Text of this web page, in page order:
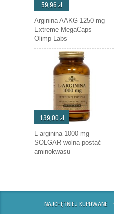
59,96 zł
Arginina AAKG 1250 mg
Extreme MegaCaps
Olimp Labs
139,00 zł
L-arginina 1000 mg
SOLGAR wolna postać
aminokwasu
NAJCHĘTNIEJ KUPOWANE